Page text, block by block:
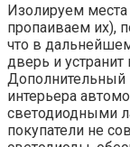
Изолируем места
пропаиваем их),
что в
дверь и
Дополнительный
интерьера
светодиодными
покупатели не